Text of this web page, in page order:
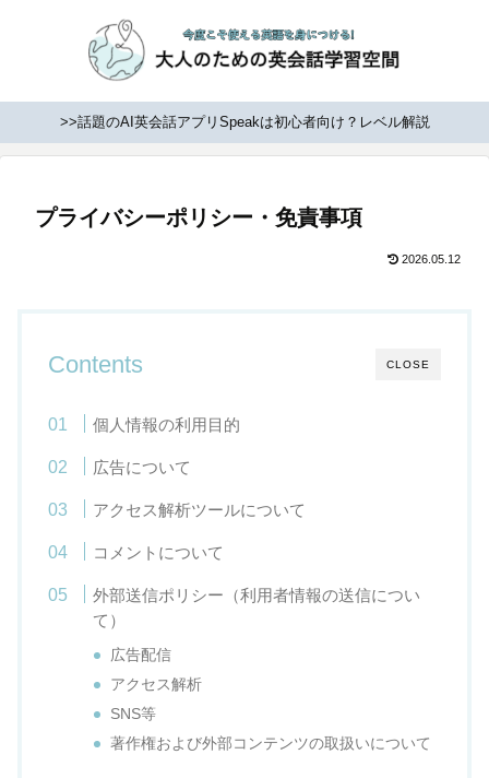
>>話題のAI英会話アプリSpeakは初心者向け？レベル解説
プライバシーポリシー・免責事項
2026.05.12
CLOSE
Contents
個人情報の利用目的
広告について
アクセス解析ツールについて
コメントについて
外部送信ポリシー（利用者情報の送信につい
て）
広告配信
アクセス解析
SNS等
著作権および外部コンテンツの取扱いについて